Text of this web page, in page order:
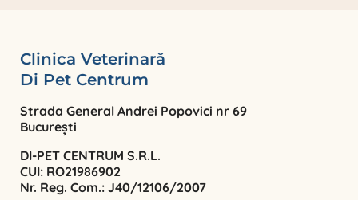
Clinica Veterinară
Di Pet Centrum
Strada General Andrei Popovici nr 69
București
DI-PET CENTRUM S.R.L.
CUI: RO21986902
Nr. Reg. Com.: J40/12106/2007